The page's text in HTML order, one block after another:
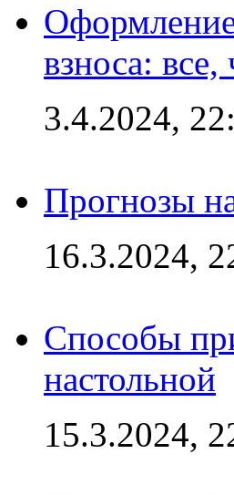
Оформление
взноса:
3.4.2024,
Прогнозы
16.3.2024,
Способы
настольной
15.3.2024,